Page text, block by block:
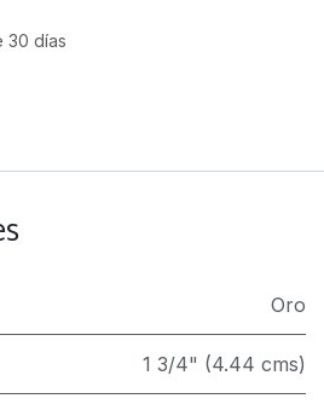
30 días
Oro
1 3/4" (4.44 cms)